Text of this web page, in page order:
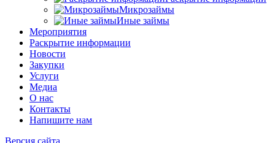
Микрозаймы
Иные займы
Мероприятия
Раскрытие информации
Новости
Закупки
Услуги
Медиа
О нас
Контакты
Напишите нам
Версия сайта